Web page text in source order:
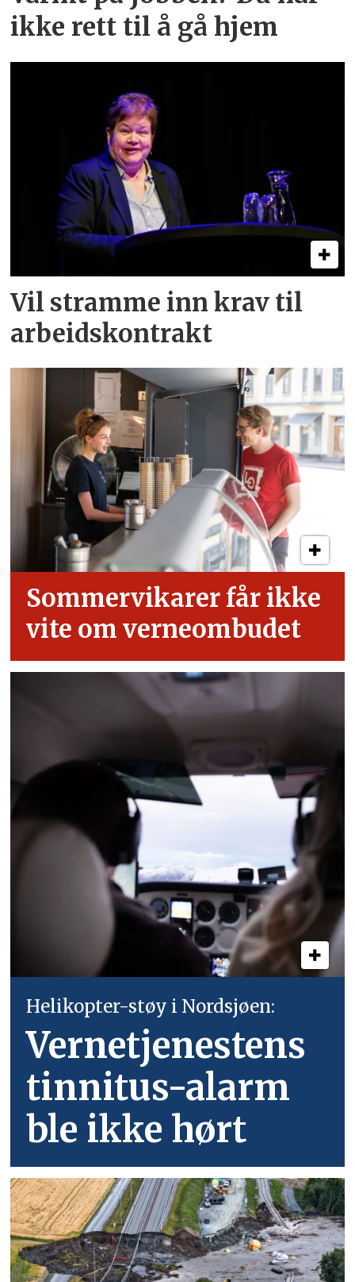
ikke rett til å gå hjem
Vil stramme inn krav til
arbeids­kontrakt
Sommervikarer får ikke
vite om verneombudet
Helikopter-støy i Nordsjøen:
Vernetjenestens
tinnitus-alarm
ble ikke hørt